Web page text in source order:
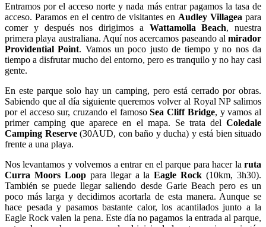
Entramos por el acceso norte y nada más entrar pagamos la tasa de
acceso. Paramos en el centro de visitantes en Audley Villagea para
comer y después nos dirigimos a Wattamolla Beach, nuestra
primera playa australiana. Aquí nos acercamos paseando al mirador
Providential Point. Vamos un poco justo de tiempo y no nos da
tiempo a disfrutar mucho del entorno, pero es tranquilo y no hay casi
gente.
En este parque solo hay un camping, pero está cerrado por obras.
Sabiendo que al día siguiente queremos volver al Royal NP salimos
por el acceso sur, cruzando el famosoSea Cliff Bridge, y vamos al
primer camping que aparece en el mapa. Se trata del Coledale
Camping Reserve(30AUD, con baño y ducha) y está bien situado
frente a una playa.
Nos levantamos y volvemos a entrar en el parque para hacer la ruta
Curra Moors Looppara llegar a laEagle Rock (10km, 3h30).
También se puede llegar saliendo desde Garie Beach pero es un
poco más larga y decidimos acortarla de esta manera. Aunque se
hace pesada y pasamos bastante calor, los acantilados junto a la
Eagle Rock valen la pena. Este día no pagamos la entrada al parque,